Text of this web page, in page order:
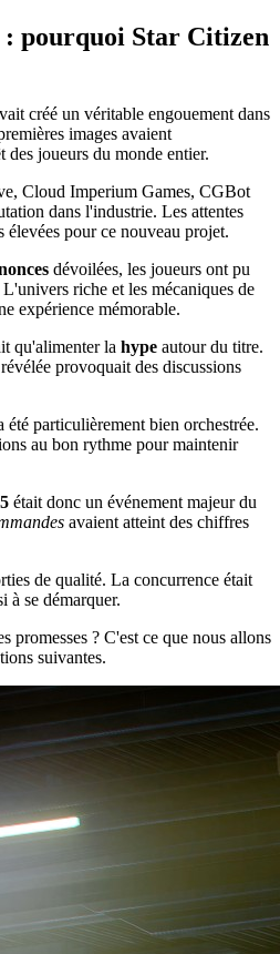
: pourquoi Star Citizen
créé un véritable engouement dans
images avaient
des joueurs du monde entier.
Cloud Imperium Games, CGBot
dans l'industrie. Les attentes
élevées pour ce nouveau projet.
dévoilées, les joueurs ont pu
riche et les mécaniques de
expérience mémorable.
qu'alimenter la hype autour du titre.
provoquait des discussions
particulièrement bien orchestrée.
au bon rythme pour maintenir
était donc un événement majeur du
avaient atteint des chiffres
de qualité. La concurrence était
à se démarquer.
promesses ? C'est ce que nous allons
suivantes.